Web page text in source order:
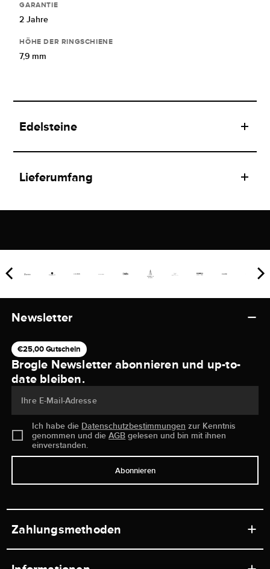
GARANTIE
2 Jahre
HÖHE DER RINGSCHIENE
7,9 mm
Edelsteine
Lieferumfang
Newsletter
€25,00 Gutschein
Brogle Newsletter abonnieren und up-to-
date bleiben.
Ihre E-Mail-Adresse
Ich habe die Datenschutzbestimmungen zur Kenntnis
genommen und dieAGB gelesen und bin mit ihnen
einverstanden.
Abonnieren
Zahlungsmethoden